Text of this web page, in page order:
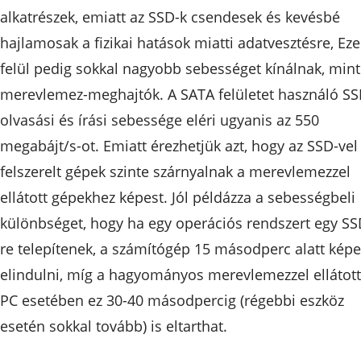
alkatrészek, emiatt az SSD-k csendesek és kevésbé
hajlamosak a fizikai hatások miatti adatvesztésre,
felül pedig sokkal nagyobb sebességet kínálnak,
merevlemez-meghajtók. A SATA felületet használó
olvasási és írási sebessége eléri ugyanis az 550
megabájt/s-ot. Emiatt érezhetjük azt, hogy az SSD-vel
felszerelt gépek szinte szárnyalnak a merevlemezzel
ellátott gépekhez képest. Jól példázza a sebességbeli
különbséget, hogy ha egy operációs rendszert egy
re telepítenek, a számítógép 15 másodperc alatt
elindulni, míg a hagyományos merevlemezzel ellátott
PC esetében ez 30-40 másodpercig (régebbi eszköz
esetén sokkal tovább) is eltarthat.